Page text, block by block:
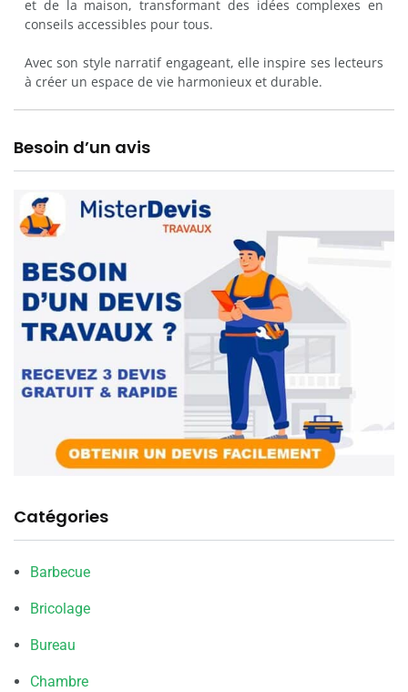
et de la maison, transformant des idées complexes en
conseils accessibles pour tous.
Avec son style narratif engageant, elle inspire ses lecteurs
à créer un espace de vie harmonieux et durable.
Besoin d’un avis
Catégories
Barbecue
Bricolage
Bureau
Chambre